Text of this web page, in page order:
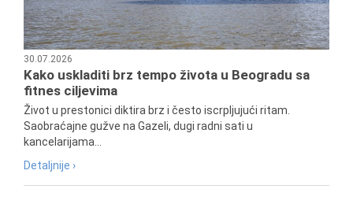
30.07.2026
Kako uskladiti brz tempo života u Beogradu sa
fitnes ciljevima
Život u prestonici diktira brz i često iscrpljujući ritam.
Saobraćajne gužve na Gazeli, dugi radni sati u
kancelarijama...
Detaljnije ›